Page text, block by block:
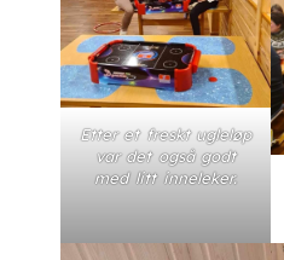
Etter et freskt ugleløp
var det også godt
med litt inneleker.